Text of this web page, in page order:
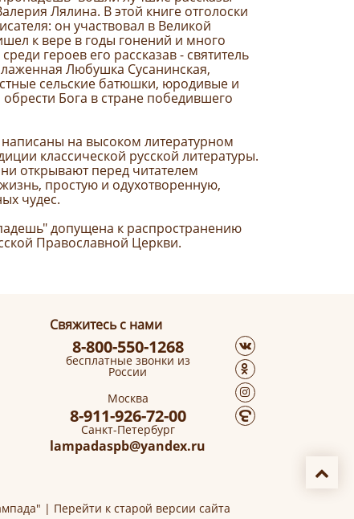
Лялина. В этой книге отголоски
он участвовал в Великой
к вере в годы гонений и много
героев его рассказав - святитель
Любушка Сусанинская,
сельские батюшки, юродивые и
Бога в стране победившего
на высоком литературном
классической русской литературы.
открывают перед читателем
простую и одухотворенную,
чудес.
допущена к распространению
Православной Церкви.
Свяжитесь с нами
8-800-550-1268
бесплатные звонки из
России
Москва
8-911-926-72-00
Санкт-Петербург
lampadaspb@yandex.ru
| Перейти к старой версии сайта